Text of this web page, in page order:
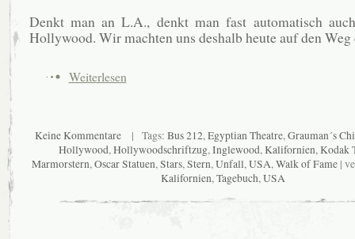
Denkt man an L.A., denkt man fast automatisch
Hollywood. Wir machten uns deshalb heute auf den
Weiterlesen
Keine Kommentare| Tags: Bus 212,Egyptian Theatre,Grauman´s
Hollywood,Hollywoodschriftzug,Inglewood,Kalifornien,Kodak
Marmorstern,Oscar Statuen,Stars,Stern,Unfall,USA,Walk of Fame|
Kalifornien,Tagebuch,USA